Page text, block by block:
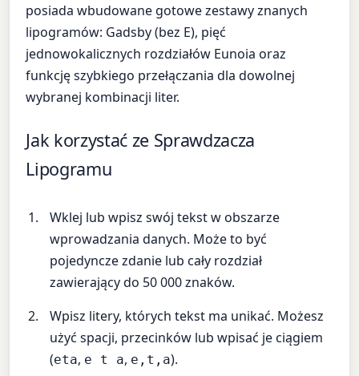
posiada wbudowane gotowe zestawy znanych
lipogramów: Gadsby (bez E), pięć
jednowokalicznych rozdziałów Eunoia oraz
funkcję szybkiego przełączania dla dowolnej
wybranej kombinacji liter.
Jak korzystać ze Sprawdzacza
Lipogramu
Wklej lub wpisz swój tekst w obszarze
wprowadzania danych. Może to być
pojedyncze zdanie lub cały rozdział
zawierający do 50 000 znaków.
Wpisz litery, których tekst ma unikać. Możesz
użyć spacji, przecinków lub wpisać je ciągiem
(eta, e t a, e,t,a).